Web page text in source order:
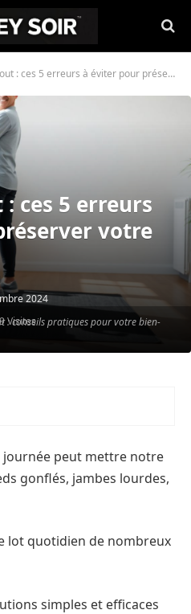
ces 5 erreurs à éviter pour préserver votre santé
: conseils pratiques pour votre bien-
ces 5 erreurs
votre
2024
Visites
peut mettre notre
gonflés, jambes lourdes,
lot quotidien de nombreux
simples et efficaces